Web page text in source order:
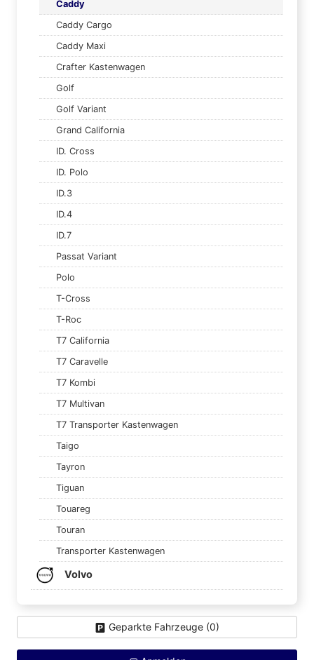
Caddy
Caddy Cargo
Caddy Maxi
Crafter Kastenwagen
Golf
Golf Variant
Grand California
ID. Cross
ID. Polo
ID.3
ID.4
ID.7
Passat Variant
Polo
T-Cross
T-Roc
T7 California
T7 Caravelle
T7 Kombi
T7 Multivan
T7 Transporter Kastenwagen
Taigo
Tayron
Tiguan
Touareg
Touran
Transporter Kastenwagen
Volvo
Geparkte Fahrzeuge (0)